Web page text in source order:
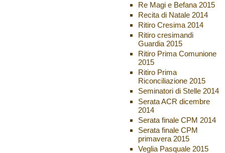
Re Magi e Befana 2015
Recita di Natale 2014
Ritiro Cresima 2014
Ritiro cresimandi
Guardia 2015
Ritiro Prima Comunione
2015
Ritiro Prima
Riconciliazione 2015
Seminatori di Stelle 2014
Serata ACR dicembre
2014
Serata finale CPM 2014
Serata finale CPM
primavera 2015
Veglia Pasquale 2015